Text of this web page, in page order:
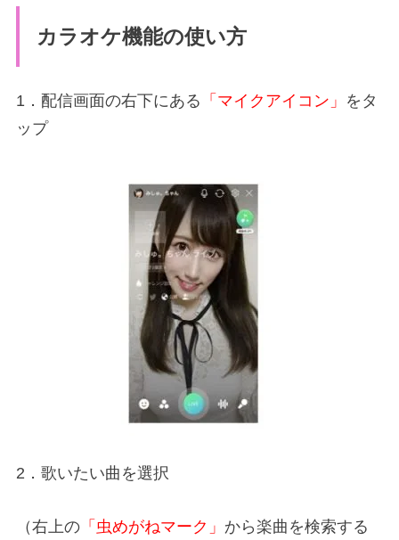
カラオケ機能の使い方
1．配信画面の右下にある 「マイクアイコン」 をタ
ップ
2．歌いたい曲を選択
（右上の 「虫めがねマーク」 から楽曲を検索する